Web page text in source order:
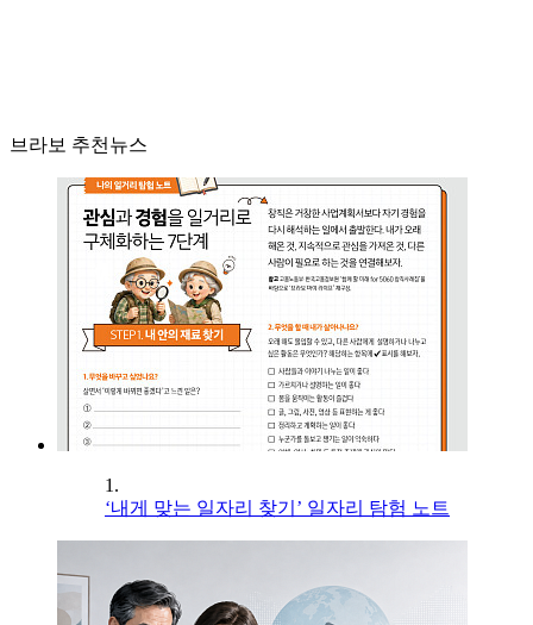
브라보 추천뉴스
1.
‘내게 맞는 일자리 찾기’ 일자리 탐험 노트